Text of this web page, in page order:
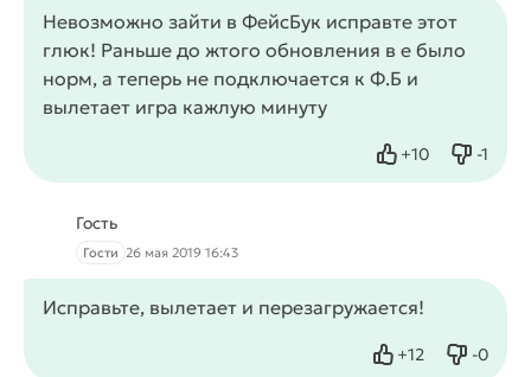
Невозможно зайти в ФейсБук исправте этот
глюк! Раньше до жтого обновления в е было
норм, а теперь не подключается к Ф.Б и
вылетает игра кажлую минуту
+10
Нравится -1
Не
Гость
Гости 26 мая 2019 16:43
Исправьте, вылетает и перезагружается!
+12
Нравится -0
Не